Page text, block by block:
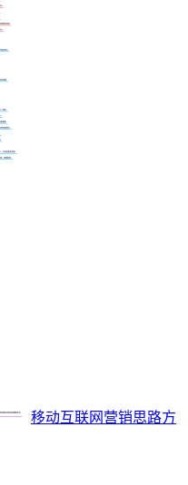
移动互联网营销思路方